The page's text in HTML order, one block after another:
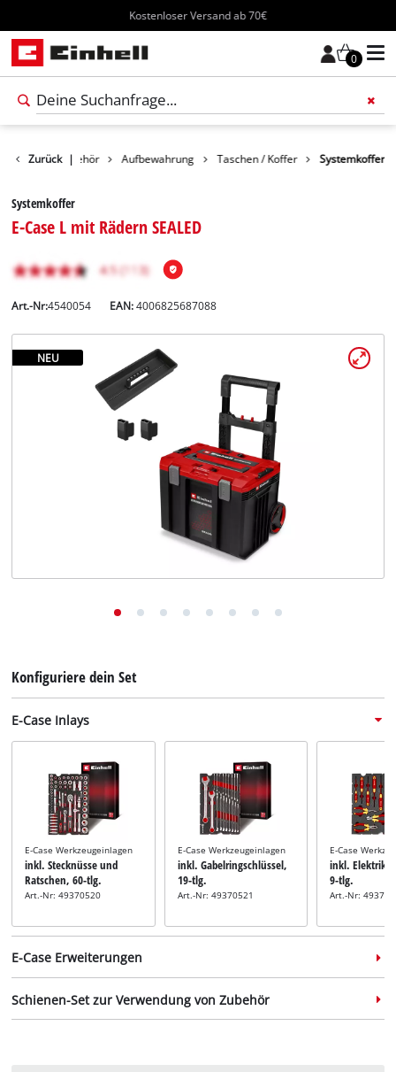
Kostenloser Versand ab 70€
0
Zurück |
Zubehör Aufbewahrung Taschen / Koffer Systemkoffer
Systemkoffer
E-Case L mit Rädern SEALED
Art.-Nr:4540054 EAN:4006825687088
NEU
Konfiguriere dein Set
E-Case Inlays
E-Case Werkzeugeinlagen
inkl. Stecknüsse und
Ratschen, 60-tlg.
Art.-Nr: 49370520
E-Case Werkzeugeinlagen
inkl. Gabelringschlüssel,
19-tlg.
Art.-Nr: 49370521
E-Case
inkl.
9-tlg.
Art.-Nr:
E-Case Erweiterungen
Schienen-Set zur Verwendung von Zubehör